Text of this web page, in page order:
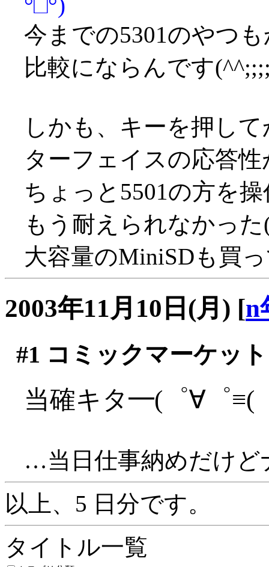
今までの5301のやつ
比較にならんです
しかも、キーを押し
ターフェイスの応答
ちょっと5501の方を
もう耐えられなかっ
大容量のMiniSDも買
2003年11月10日(月) [n
#1 コミックマーケッ
当確キタ━(゜∀゜≡(
…当日仕事納めだけど
以上、5 日分です。
タイトル一覧